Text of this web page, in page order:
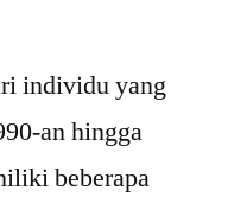
individu yang
an hingga
beberapa